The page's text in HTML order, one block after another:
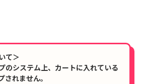
て＞
のシステム上、カートに入れている
されません。